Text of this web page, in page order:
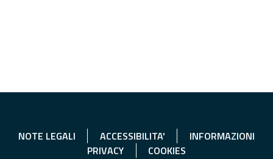
NOTE LEGALI ACCESSIBILITA'
INFORMAZIONI
PRIVACY
COOKIES